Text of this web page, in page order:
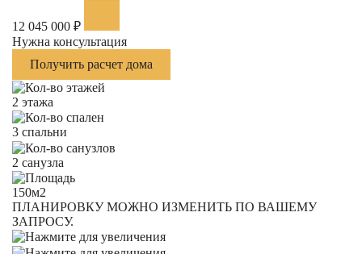
12 045 000 ₽
Нужна консультация
Получить расчет дома
2 этажа
3 спальни
2 санузла
150м2
ПЛАНИРОВКУ МОЖНО ИЗМЕНИТЬ ПО ВАШЕМУ
ЗАПРОСУ.